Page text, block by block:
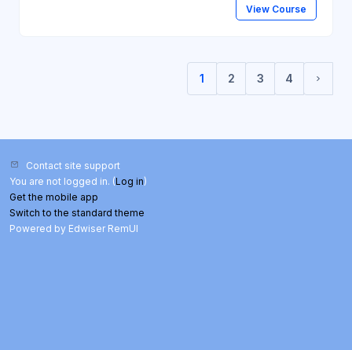
View Course
1
(current)
2 3 4
Contact site support
You are not logged in. (Log in)
Get the mobile app
Switch to the standard theme
Powered by Edwiser RemUI